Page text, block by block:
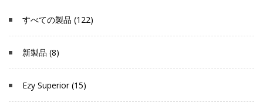
すべての製品 (122)
新製品 (8)
Ezy Superior (15)